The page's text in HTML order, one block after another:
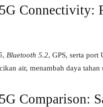
Connectivity:
, Bluetooth 5.2, GPS, serta port
air, menambah daya
Comparison: